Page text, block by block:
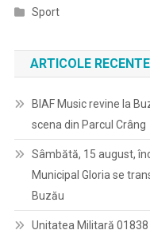
Sport
ARTICOLE RECENTE
BIAF Music revine la
scena din Parcul Crâng
Sâmbătă, 15 august,
Municipal Gloria se
Buzău
Unitatea Militară